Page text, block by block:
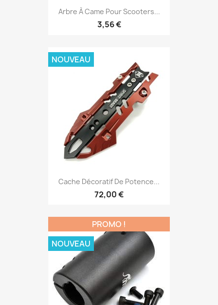
Arbre À Came Pour Scooters...
3,56 €
Cache Décoratif De Potence...
72,00 €
NOUVEAU
PROMO !
NOUVEAU